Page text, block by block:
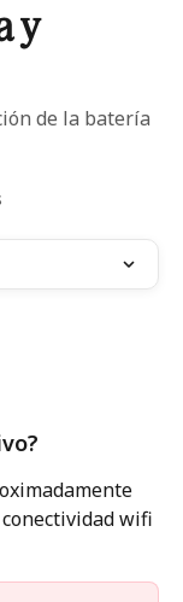
y
de la batería
wifi